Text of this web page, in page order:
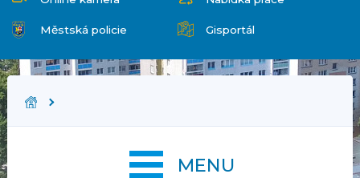
Městská policie Gisportál
MENU